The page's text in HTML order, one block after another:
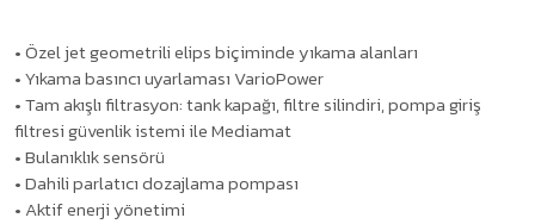
• Özel jet geometrili elips biçiminde yıkama alanları
• Yıkama basıncı uyarlaması VarioPower
• Tam akışlı filtrasyon: tank kapağı, filtre silindiri, pompa giriş
filtresi güvenlik istemi ile Mediamat
• Bulanıklık sensörü
• Dahili parlatıcı dozajlama pompası
• Aktif enerji yönetimi